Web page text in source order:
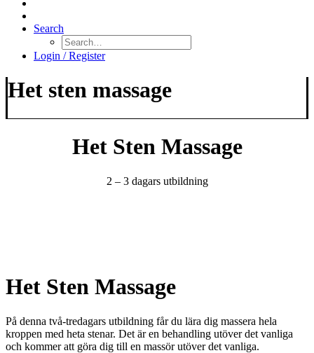
Search
Login / Register
Het sten massage
Het Sten Massage
2 – 3 dagars utbildning
Het Sten Massage
På denna två-tredagars utbildning får du lära dig massera hela
kroppen med heta stenar. Det är en behandling utöver det vanliga
och kommer att göra dig till en massör utöver det vanliga.